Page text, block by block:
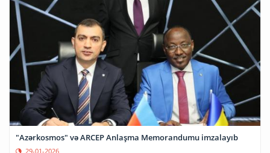
"Azərkosmos" və ARCEP Anlaşma Memorandumu imzalayıb
29-01-2026